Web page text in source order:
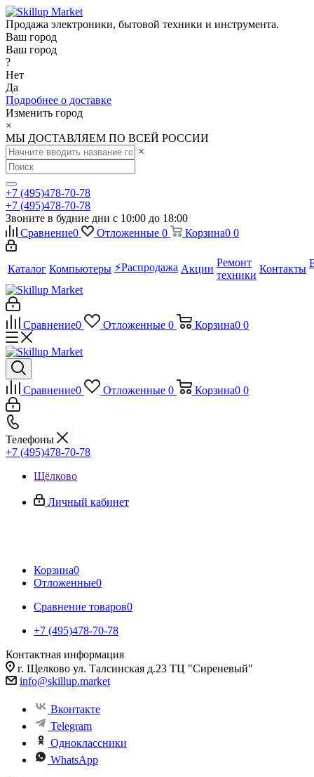
Продажа электроники, бытовой техники и инструмента.
Ваш город
Ваш город
?
Нет
Да
Подробнее о доставке
Изменить город
×
МЫ ДОСТАВЛЯЕМ ПО ВСЕЙ РОССИИ
×
+7 (495)478-70-78
+7 (495)478-70-78
Звоните в будние дни с 10:00 до 18:00
Сравнение0 Отложенные 0 Корзина0 0
Каталог Компьютеры ⚡️Распродажа Акции
Ремонт
техники
Контакты
Сравнение0 Отложенные 0 Корзина0 0
Сравнение0 Отложенные 0 Корзина0 0
Телефоны
+7 (495)478-70-78
Щёлково
Личный кабинет
Корзина0
Отложенные0
Сравнение товаров0
+7 (495)478-70-78
Контактная информация
г. Щелково ул. Талсинская д.23 ТЦ "Сиреневый"
info@skillup.market
Вконтакте
Telegram
Одноклассники
WhatsApp